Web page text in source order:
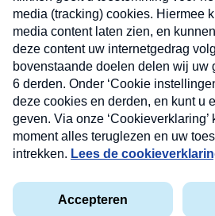
Privacyverklaring
Cookieverklaring
Kwetsbaarheid melden
Nieuwsbrief
Neem hier een gratis
nieuwsbrief. Elke vrijdag- en